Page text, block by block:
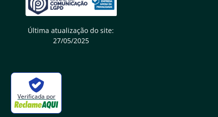
Última atualização do site:
27/05/2025
Verificada por